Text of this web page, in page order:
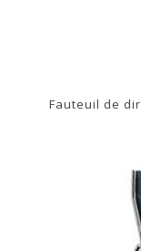
Fauteuil de